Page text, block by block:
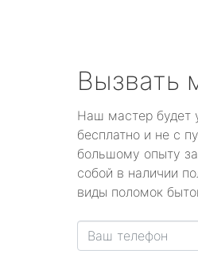
Вызвать
Наш мастер будет
бесплатно и не с
большому опыту
собой в наличии
виды поломок